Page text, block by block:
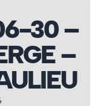
30 –
–